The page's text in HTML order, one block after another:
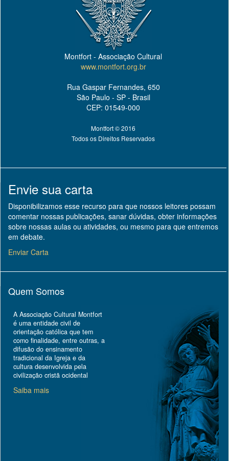
Montfort - Associação Cultural
www.montfort.org.br
Rua Gaspar Fernandes, 650
São Paulo - SP - Brasil
CEP: 01549-000
Montfort © 2016
Todos os Direitos Reservados
Envie sua carta
Disponibilizamos esse recurso para que nossos leitores possam
comentar nossas publicações, sanar dúvidas, obter informações
sobre nossas aulas ou atividades, ou mesmo para que entremos
em debate.
Enviar Carta
Quem Somos
A Associação Cultural Montfort
é uma entidade civil de
orientação católica que tem
como finalidade, entre outras, a
difusão do ensinamento
tradicional da Igreja e da
cultura desenvolvida pela
civilização cristã ocidental
Saiba mais